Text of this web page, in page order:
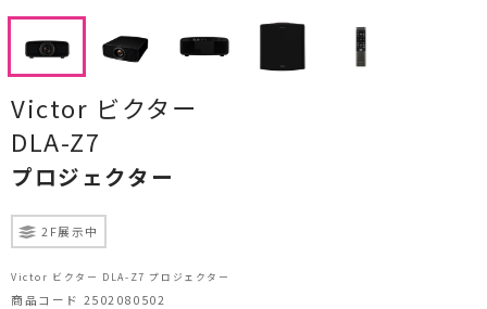
ヘッドフォン・イヤホン
オーディオその他
AVアンプ
ＴＶ・レコーダー・プレーヤー
プロジェクター・スクリーン
サウンドバー・アンプ内蔵型スピーカー
Victor ビクター
DLA-Z7
プロジェクター
2F展示中
Victor ビクター DLA-Z7 プロジェクター
商品コード 2502080502